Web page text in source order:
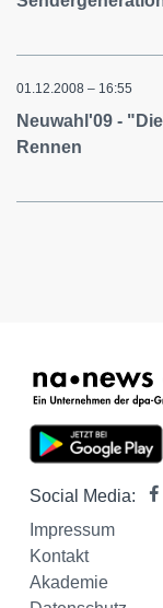
01.12.2008 – 16:55
Neuwahl'09 -
Rennen
Social Media:
Impressum
Kontakt
Akademie